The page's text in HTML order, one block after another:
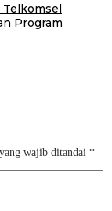
Telkomsel
Program
wajib ditandai *